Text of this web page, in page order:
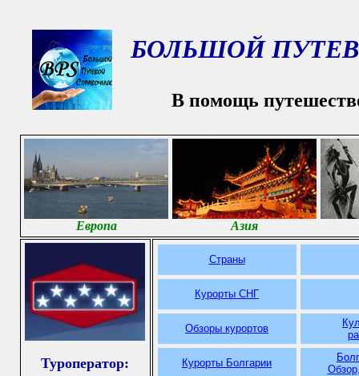
БОЛЬШОЙ
В помощь
Европа Азия
Туроператор:
Страны
Курорты СНГ
Обзоры курортов
Курорты Болгарии